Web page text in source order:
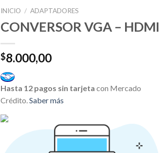
INICIO / ADAPTADORES
CONVERSOR VGA – HDMI
$8.000,00
Hasta 12 pagos sin tarjeta con Mercado
Crédito. Saber más